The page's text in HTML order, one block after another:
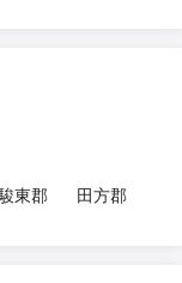
東郡 田方郡